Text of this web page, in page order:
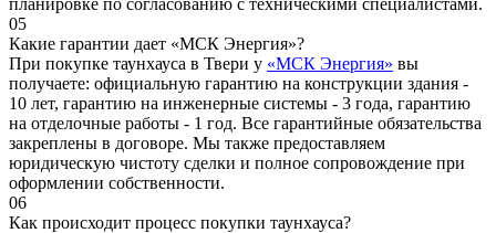
05
Какие гарантии дает «МСК Энергия»?
При покупке таунхауса в Твери у «МСК Энергия» вы
получаете: официальную гарантию на конструкции здания -
10 лет, гарантию на инженерные системы - 3 года, гарантию
на отделочные работы - 1 год. Все гарантийные обязательства
закреплены в договоре. Мы также предоставляем
юридическую чистоту сделки и полное сопровождение при
оформлении собственности.
06
Как происходит процесс покупки таунхауса?